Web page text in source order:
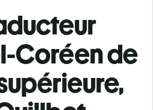
Coréen de